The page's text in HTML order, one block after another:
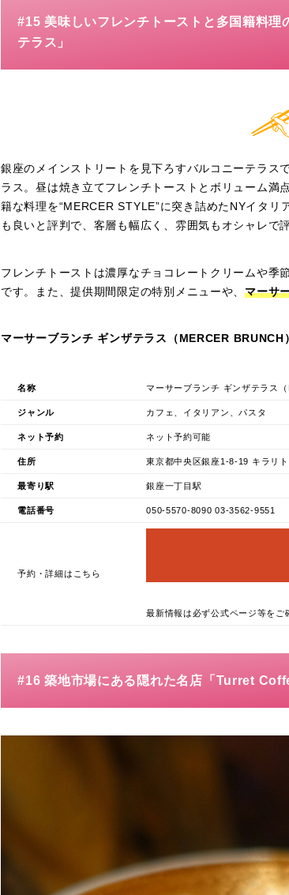
#15 美味しいフレンチトーストと多国籍料
テラス」
銀座のメインストリートを見下ろすバルコニーテラス
ラス。昼は焼き立てフレンチトーストとボリューム満
籍な料理を“MERCER STYLE”に突き詰めたNYイタ
も良いと評判で、客層も幅広く、雰囲気もオシャレで
フレンチトーストは濃厚なチョコレートクリームや季
です。また、提供期間限定の特別メニューや、マーサ
マーサーブランチ ギンザテラス（MERCER BRUNCH
名称 マーサーブランチ ギンザテラス
ジャンル カフェ、イタリアン、パスタ
ネット予約 ネット予約可能
住所 東京都中央区銀座1-8-19 キラリ
最寄り駅 銀座一丁目駅
電話番号 050-5570-8090 03-3562-9551
予約・詳細はこちら
最新情報は必ず公式ページ等をご
#16 築地市場にある隠れた名店「Turret